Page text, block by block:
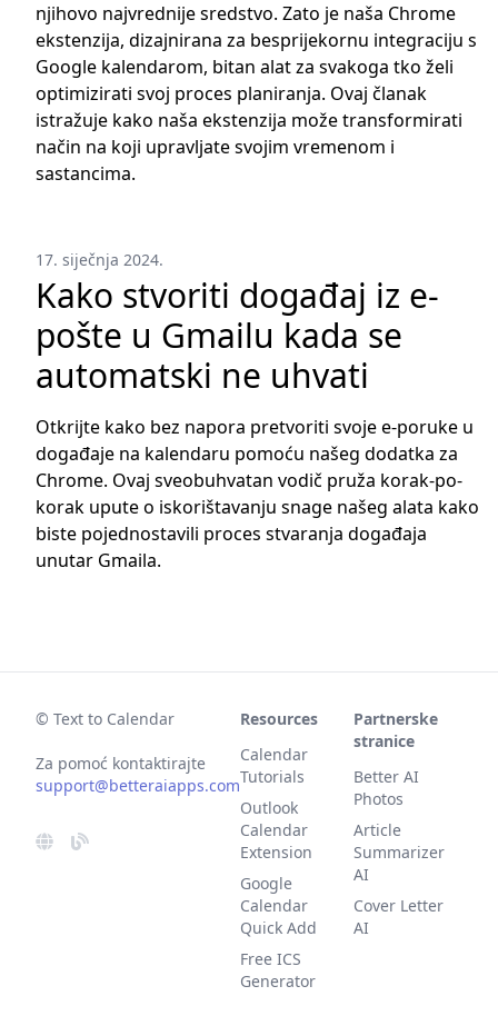
njihovo najvrednije sredstvo. Zato je naša Chrome
ekstenzija, dizajnirana za besprijekornu integraciju s
Google kalendarom, bitan alat za svakoga tko želi
optimizirati svoj proces planiranja. Ovaj članak
istražuje kako naša ekstenzija može transformirati
način na koji upravljate svojim vremenom i
sastancima.
17. siječnja 2024.
Kako stvoriti događaj iz e-
pošte u Gmailu kada se
automatski ne uhvati
Otkrijte kako bez napora pretvoriti svoje e-poruke u
događaje na kalendaru pomoću našeg dodatka za
Chrome. Ovaj sveobuhvatan vodič pruža korak-po-
korak upute o iskorištavanju snage našeg alata kako
biste pojednostavili proces stvaranja događaja
unutar Gmaila.
© Text to Calendar
Za pomoć kontaktirajte
support@betteraiapps.com
Resources
Calendar
Tutorials
Outlook
Calendar
Extension
Google
Calendar
Quick Add
Free ICS
Generator
Partnerske
stranice
Better AI
Photos
Article
Summarizer
AI
Cover Letter
AI